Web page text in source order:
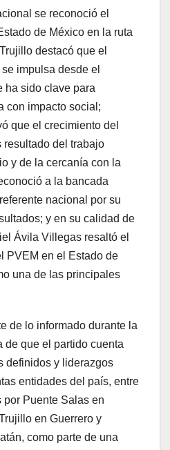
se reconoció el
de México en la ruta
destacó que el
impulsa desde el
ha sido clave para
con impacto social;
que el crecimiento del
resultado del trabajo
y de la cercanía con la
a la bancada
nacional por su
y en su calidad de
Ávila Villegas resaltó el
PVEM en el Estado de
una de las principales
de lo informado durante la
de que el partido cuenta
definidos y liderazgos
entidades del país, entre
Puente Salas en
en Guerrero y
como parte de una